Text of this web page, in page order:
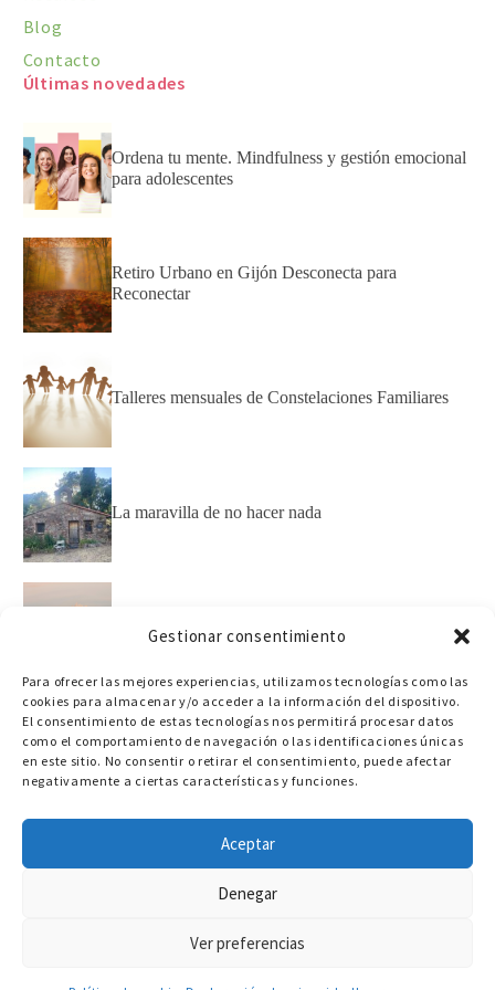
Gestionar consentimiento
Para ofrecer las mejores experiencias, utilizamos tecnologías como las
cookies para almacenar y/o acceder a la información del dispositivo.
El consentimiento de estas tecnologías nos permitirá procesar datos
como el comportamiento de navegación o las identificaciones únicas
en este sitio. No consentir o retirar el consentimiento, puede afectar
negativamente a ciertas características y funciones.
Aceptar
Denegar
Ver preferencias
Blog
Contacto
Últimas novedades
Ordena tu mente. Mindfulness y gestión emocional
para adolescentes
Retiro Urbano en Gijón Desconecta para
Reconectar
Talleres mensuales de Constelaciones Familiares
La maravilla de no hacer nada
calma y la coherencia)
© 2026Diseño web Asturias|
Declaración de accesibilidad